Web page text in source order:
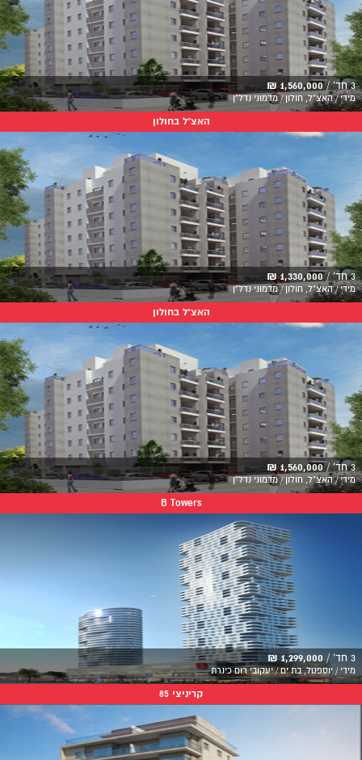
3 חד' / 1,560,000 ₪
מידי / האצ"ל, חולון / מדמוני נדל"ן
האצ"ל בחולון
3 חד' / 1,330,000 ₪
מידי / האצ"ל, חולון / מדמוני נדל"ן
האצ"ל בחולון
3 חד' / 1,560,000 ₪
מידי / האצ"ל, חולון / מדמוני נדל"ן
B Towers
3 חד' / 1,299,000 ₪
מידי / יוספטל, בת ים / יעקובי רום כינרת
קריניצי 85